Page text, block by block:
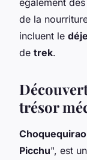
de la
incluent le
de trek.
trésor
Choquequirao
Picchu", est